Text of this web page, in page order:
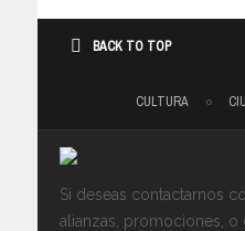
BACK TO TOP
CULTURA
Si deseas contactarnos
alianzas, promociones,